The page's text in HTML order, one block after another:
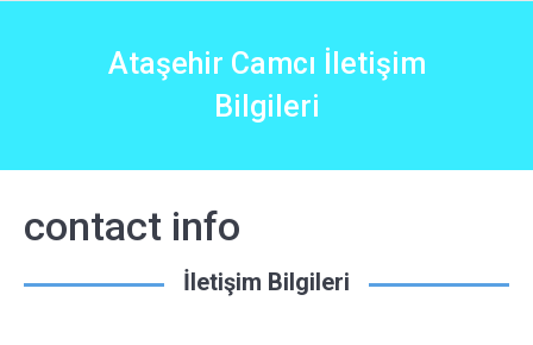
Ataşehir Camcı İletişim
Bilgileri
contact info
İletişim Bilgileri